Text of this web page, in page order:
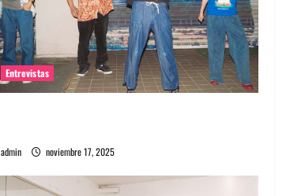
Entrevistas
admin noviembre 17, 2025